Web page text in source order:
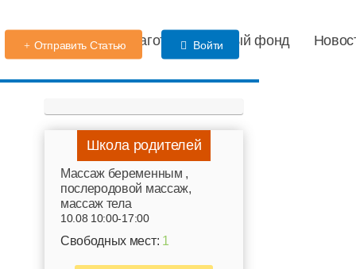
Детский сад Благотворительный фонд
Отправить Статью Войти
Школа родителей
Mассаж беременным ,
послеродовой массаж,
массаж тела
10.08 10:00-17:00
Свободных мест: 1